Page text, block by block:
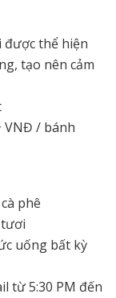
được thể hiện
tạo nên cảm
VNĐ / bánh
phê
uống bất kỳ
từ 5:30 PM đến